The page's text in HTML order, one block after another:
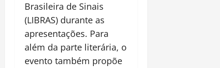
Brasileira de Sinais
(LIBRAS) durante as
apresentações. Para
além da parte literária, o
evento também propõe